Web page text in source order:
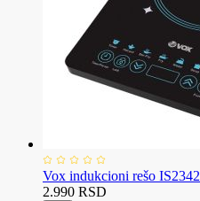
Vox indukcioni rešo IS2342
2.990 RSD